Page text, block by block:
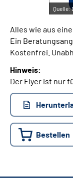
Inhalte in
Leichte
Quelle:
Alles wie aus
Ein
Kostenfrei.
Hinweis:
Der Flyer ist nur
Bestellen